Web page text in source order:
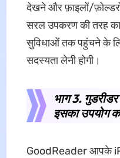
देखने और फ़ाइलों/
सरल उपकरण की तरह
सुविधाओं तक पहुंचने के
सदस्यता लेनी होगी।
भाग 3.
इसका उपयोग
GoodReader आपके